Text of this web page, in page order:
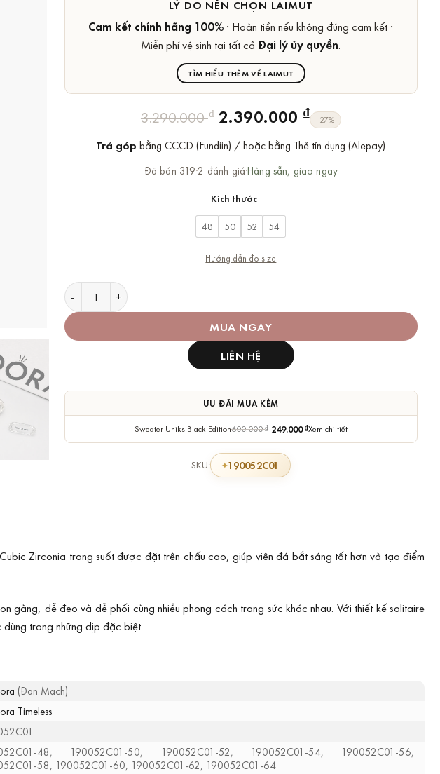
LÝ DO NÊN CHỌN LAIMUT
Cam kết chính hãng 100% · Hoàn tiền nếu không đúng cam kết ·
Miễn phí vệ sinh tại tất cả Đại lý ủy quyền.
TÌM HIỂU THÊM VỀ LAIMUT
3.290.000₫ Giá
là:
3.290.000 ₫.
2.390.000 ₫
Giá
tại
là:
2.390.000 ₫.
-27%
Trả góp bằng CCCD (Fundiin) / hoặc bằng Thẻ tín dụng (Alepay)
Đã bán 319·2 đánh giá·Hàng sẵn, giao ngay
Kích thước
48 50 52 54
Hướng dẫn đo size
Nhẫn Pandora 190052C01 Sparkling Solitaire Ring số lượng
MUA NGAY
LIÊN HỆ
ƯU ĐÃI MUA KÈM
Sweater Uniks Black Edition600.000₫ 249.000₫Xem chi tiết
SKU: 190052C01
Zirconia trong suốt được đặt trên chấu cao, giúp viên đá bắt sáng tốt hơn và tạo điểm
gàng, dễ đeo và dễ phối cùng nhiều phong cách trang sức khác nhau. Với thiết kế solitaire
trong những dịp đặc biệt.
(Đan Mạch)
Timeless
48, 190052C01-50, 190052C01-52, 190052C01-54, 190052C01-56,
58, 190052C01-60, 190052C01-62, 190052C01-64